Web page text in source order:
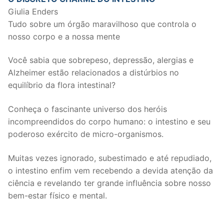
Giulia Enders
Tudo sobre um órgão maravilhoso que controla o
nosso corpo e a nossa mente
Você sabia que sobrepeso, depressão, alergias e
Alzheimer estão relacionados a distúrbios no
equilíbrio da flora intestinal?
Conheça o fascinante universo dos heróis
incompreendidos do corpo humano: o intestino e seu
poderoso exército de micro-organismos.
Muitas vezes ignorado, subestimado e até repudiado,
o intestino enfim vem recebendo a devida atenção da
ciência e revelando ter grande influência sobre nosso
bem-estar físico e mental.